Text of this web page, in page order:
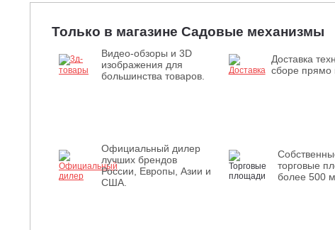
Только в магазине Садовые механизмы
Видео-обзоры и 3D
изображения для
большинства товаров.
Доставка
сборе прямо
Официальный дилер
лучших брендов
России, Европы, Азии и
США.
торговые
более 500